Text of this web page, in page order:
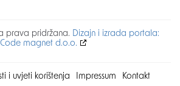
prava pridržana. Dizajn i izrada portala:
Code magnet d.o.o.
i uvjeti korištenja Impressum Kontakt